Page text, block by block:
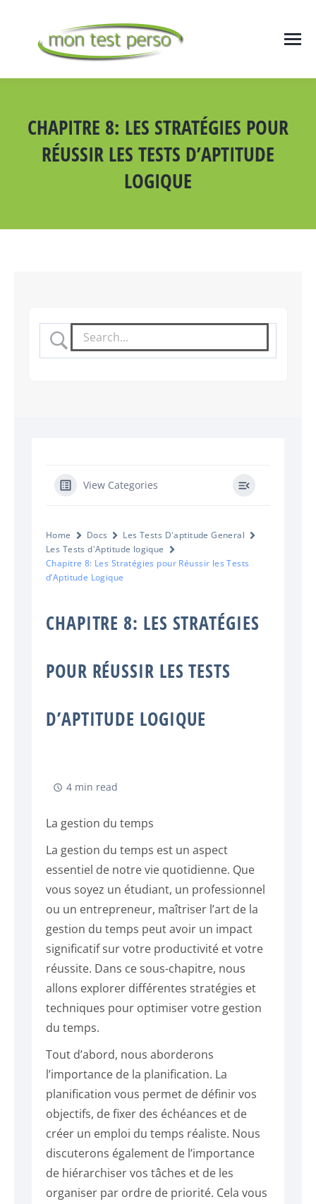
CHAPITRE 8: LES STRATÉGIES POUR
RÉUSSIR LES TESTS D’APTITUDE
LOGIQUE
View Categories
Home Docs
Les Tests D'aptitude General
Les Tests d'Aptitude logique
Chapitre 8: Les Stratégies pour Réussir les Tests
d’Aptitude Logique
CHAPITRE 8: LES STRATÉGIES
POUR RÉUSSIR LES TESTS
D’APTITUDE LOGIQUE
4 min read
La gestion du temps
La gestion du temps est un aspect
essentiel de notre vie quotidienne. Que
vous soyez un étudiant, un professionnel
ou un entrepreneur, maîtriser l’art de la
gestion du temps peut avoir un impact
significatif sur votre productivité et votre
réussite. Dans ce sous-chapitre, nous
allons explorer différentes stratégies et
techniques pour optimiser votre gestion
du temps.
Tout d’abord, nous aborderons
l’importance de la planification. La
planification vous permet de définir vos
objectifs, de fixer des échéances et de
créer un emploi du temps réaliste. Nous
discuterons également de l’importance
de hiérarchiser vos tâches et de les
organiser par ordre de priorité. Cela vous